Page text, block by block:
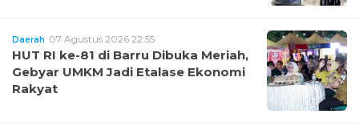
Daerah 07 Agustus 2026 22:55
HUT RI ke-81 di Barru Dibuka Meriah,
Gebyar UMKM Jadi Etalase Ekonomi
Rakyat